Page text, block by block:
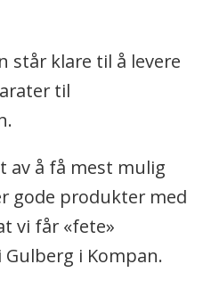
står klare til å levere
til
av å få mest mulig
gode produkter med
vi får «fete»
Gulberg i Kompan.